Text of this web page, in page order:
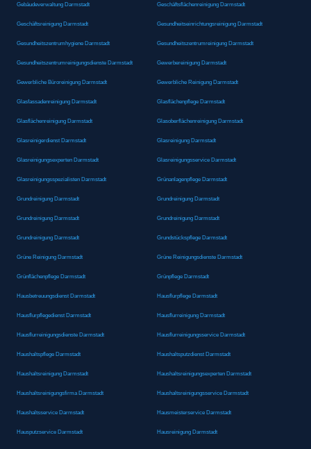
Gebäudeverwaltung Darmstadt Geschäftsflächenreinigung Darmstadt
Geschäftsreinigung Darmstadt Gesundheitseinrichtungsreinigung Darmstadt
Gesundheitszentrumhygiene Darmstadt Gesundheitszentrumreinigung Darmstadt
Gesundheitszentrumreinigungsdienste Darmstadt Gewerbereinigung Darmstadt
Gewerbliche Büroreinigung Darmstadt Gewerbliche Reinigung Darmstadt
Glasfassadenreinigung Darmstadt Glasflächenpflege Darmstadt
Glasflächenreinigung Darmstadt Glasoberflächenreinigung Darmstadt
Glasreinigerdienst Darmstadt Glasreinigung Darmstadt
Glasreinigungsexperten Darmstadt Glasreinigungsservice Darmstadt
Glasreinigungsspezialisten Darmstadt Grünanlagenpflege Darmstadt
Grundreinigung Darmstadt Grundreinigung Darmstadt
Grundreinigung Darmstadt Grundreinigung Darmstadt
Grundreinigung Darmstadt Grundstückspflege Darmstadt
Grüne Reinigung Darmstadt Grüne Reinigungsdienste Darmstadt
Grünflächenpflege Darmstadt Grünpflege Darmstadt
Hausbetreuungsdienst Darmstadt Hausflurpflege Darmstadt
Hausflurpflegedienst Darmstadt Hausflurreinigung Darmstadt
Hausflurreinigungsdienste Darmstadt Hausflurreinigungsservice Darmstadt
Haushaltspflege Darmstadt Haushaltsputzdienst Darmstadt
Haushaltsreinigung Darmstadt Haushaltsreinigungsexperten Darmstadt
Haushaltsreinigungsfirma Darmstadt Haushaltsreinigungsservice Darmstadt
Haushaltsservice Darmstadt Hausmeisterservice Darmstadt
Hausputzservice Darmstadt Hausreinigung Darmstadt